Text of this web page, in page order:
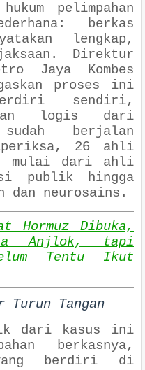
pelimpahan
berkas
lengkap,
Direktur
Jaya Kombes
proses ini
sendiri,
logis dari
berjalan
26 ahli
mulai dari ahli
publik hingga
dan neurosains.
Hormuz Dibuka,
Anjlok, tapi
Tentu Ikut
Turun Tangan
dari kasus ini
berkasnya,
berdiri di